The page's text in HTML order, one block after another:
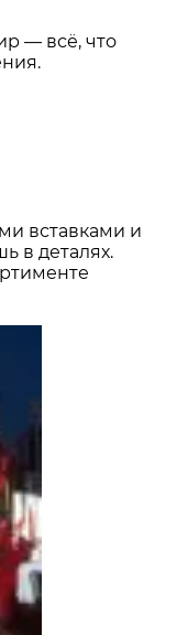
— всё, что
вставками и
в деталях.